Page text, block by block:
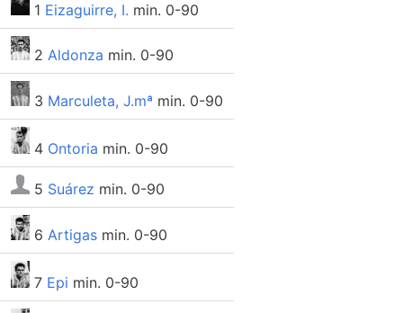
1 Eizaguirre, I. min. 0-90
2 Aldonza min. 0-90
3 Marculeta, J.mª min. 0-90
4 Ontoria min. 0-90
5 Suárez min. 0-90
6 Artigas min. 0-90
7 Epi min. 0-90